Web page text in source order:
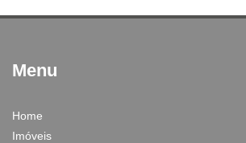
Menu
Home
Imóveis